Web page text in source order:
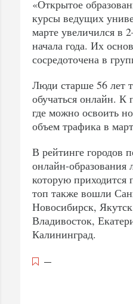
«Открытое
курсы ведущих
марте увеличился в
начала года. Их
сосредоточена в
Люди старше 56 лет
обучаться онлайн. К
где можно освоить
объем трафика в
В рейтинге городов
онлайн-образования
которую приходится
топ также вошли
Новосибирск,
Владивосток,
Калининград.
—